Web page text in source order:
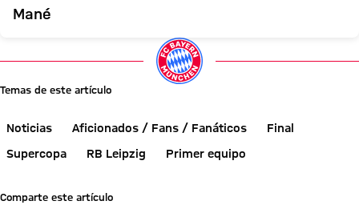
Mané
Temas de este artículo
Noticias Aficionados / Fans / Fanáticos
Final
Supercopa
RB Leipzig Primer equipo
Comparte este artículo